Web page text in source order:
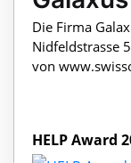
Die Firma
Nidfeldstrasse
von
HELP Award